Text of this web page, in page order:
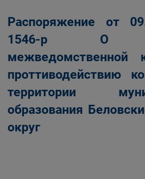
Распоряжение от
1546-р О
межведомственной
проттиводействию
территории
образования
округ